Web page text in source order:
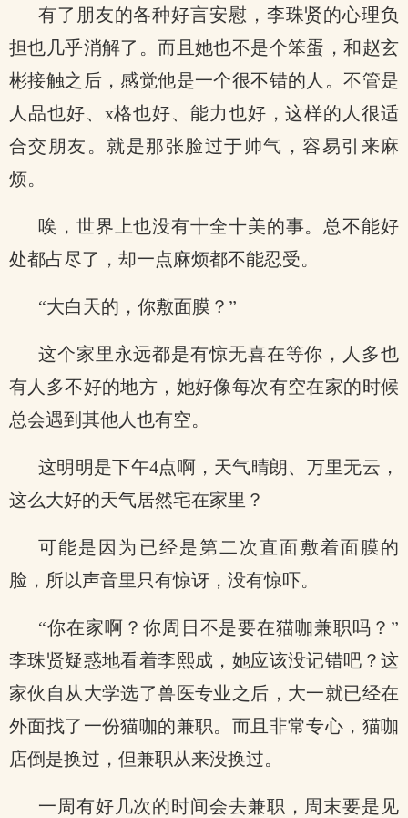
有了朋友的各种好言安慰，李珠贤的心理负
担也几乎消解了。而且她也不是个笨蛋，和赵玄
彬接触之后，感觉他是一个很不错的人。不管是
人品也好、x格也好、能力也好，这样的人很适
合交朋友。就是那张脸过于帅气，容易引来麻
烦。
唉，世界上也没有十全十美的事。总不能好
处都占尽了，却一点麻烦都不能忍受。
“大白天的，你敷面膜？”
这个家里永远都是有惊无喜在等你，人多也
有人多不好的地方，她好像每次有空在家的时候
总会遇到其他人也有空。
这明明是下午4点啊，天气晴朗、万里无云，
这么大好的天气居然宅在家里？
可能是因为已经是第二次直面敷着面膜的
脸，所以声音里只有惊讶，没有惊吓。
“你在家啊？你周日不是要在猫咖兼职吗？”
李珠贤疑惑地看着李熙成，她应该没记错吧？这
家伙自从大学选了兽医专业之后，大一就已经在
外面找了一份猫咖的兼职。而且非常专心，猫咖
店倒是换过，但兼职从来没换过。
一周有好几次的时间会去兼职，周末要是见